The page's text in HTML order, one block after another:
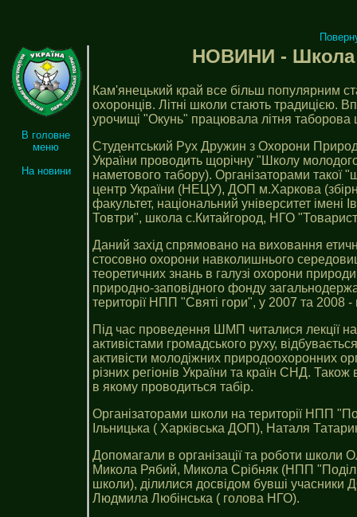
В головне
меню
На новини
НОВИНИ - Школа
Кам'янецький край все більш популярним
охоронців. Літні школи стають традицією.
урочищі "Окунь" працювала літня
Студентський Рух Дружин з Охорони
України проводить щорічну "Школу
наметового табору). Організаторами такої
центр України (НЕЦУ), ДОП м.Харкова
факультет, національний університет імені
Товтри", школа с.Китайгород, НГО
Даний захід спрямовано на виховання
стосовно охорони навколишнього
теоретичних знань в галузі охорони
природно-заповідного фонду
території НПП "Святі гори", у 2007 та 2008
Під час проведення ШМП читалися лекції
активістами громадського руху,
активісти молодіжних природоохоронних
різних регіонів України та країн СНД.
в якому проводиться табір.
Організаторами школи на території НПП
Ільницька ( Харківська ДОП), Наталя
Допомагали в організації та роботи
Микола Рябий, Микола Срібняк (НПП
школи), ділилися досвідом бувші
Людмила Любінська ( голова НГО).